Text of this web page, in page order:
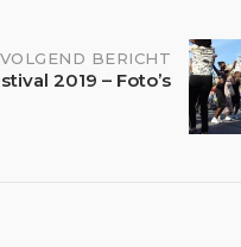
VOLGEND BERICHT
2019 – Foto’s